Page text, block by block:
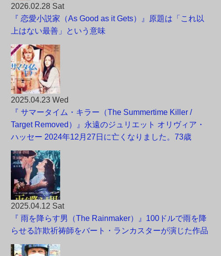
2026.02.28 Sat
『 恋愛小説家（As Good as it Gets）』原題は「これ以
上はない最善」という意味
2025.04.23 Wed
『 サマータイム・キラー（The Summertime Killer /
Target Removed）』永遠のジュリエット オリヴィア・
ハッセー 2024年12月27日に亡くなりました。73歳
2025.04.12 Sat
『 雨を降らす男（The Rainmaker）』100ドルで雨を降
らせる詐欺祈祷師をバート・ランカスターが演じた作品